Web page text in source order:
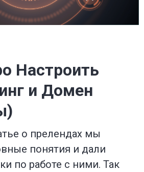
Настроить
и Домен
о прелендах мы
понятия и дали
по работе с ними. Так